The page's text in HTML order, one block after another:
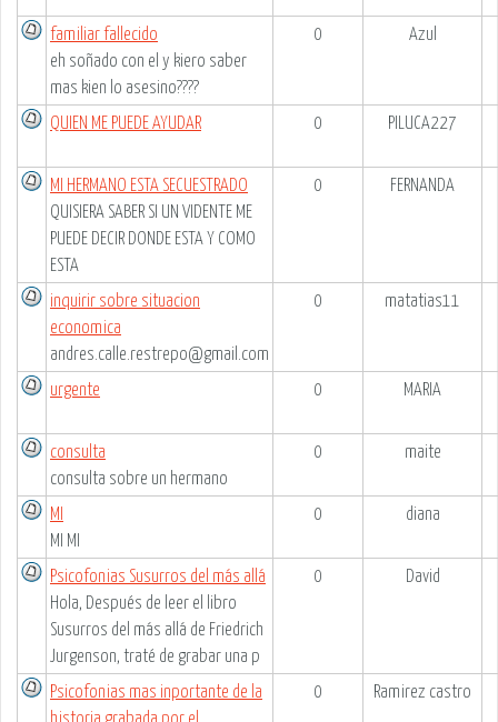
familiar fallecido
eh soñado con el y kiero saber
mas kien lo asesino????
0 Azul
QUIEN ME PUEDE AYUDAR 0 PILUCA227
MI HERMANO ESTA SECUESTRADO
QUISIERA SABER SI UN VIDENTE ME
PUEDE DECIR DONDE ESTA Y COMO
ESTA
0 FERNANDA
inquirir sobre situacion
economica
andres.calle.restrepo@gmail.com
0 matatias11
urgente 0 MARIA
consulta
consulta sobre un hermano
0 maite
MI
MI MI
0 diana
Psicofonias Susurros del más allá
Hola, Después de leer el libro
Susurros del más allá de Friedrich
Jurgenson, traté de grabar una p
0 David
Psicofonias mas inportante de la
historia grabada por el
0 Ramirez castro